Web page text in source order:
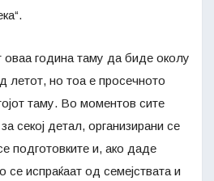
оваа година таму да биде околу
летот, но тоа е просечното
таму. Во моментов сите
секој детал, организирани се
подготовките и, ако даде
се испраќаат од семејствата и